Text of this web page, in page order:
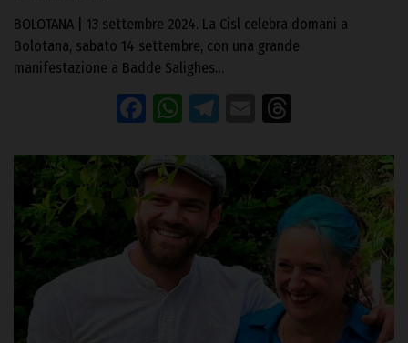
BOLOTANA | 13 settembre 2024. La Cisl celebra domani a
Bolotana, sabato 14 settembre, con una grande
manifestazione a Badde Salighes…
Facebook
WhatsApp
Telegram
Email